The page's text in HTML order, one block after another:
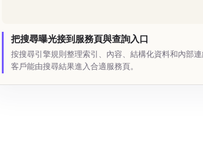
把搜尋曝光接到服務頁與查詢入口
按搜尋引擎規則整理索引、內容、結構化資料和內部
客戶能由搜尋結果進入合適服務頁。